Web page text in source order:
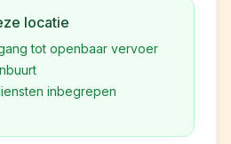
locatie
tot openbaar vervoer
inbegrepen